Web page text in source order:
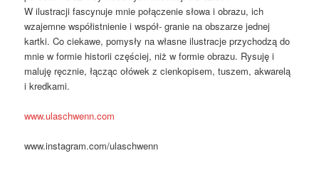
W ilustracji fascynuje mnie połączenie słowa i obrazu, ich
wzajemne współistnienie i współ- granie na obszarze jednej
kartki. Co ciekawe, pomysły na własne ilustracje przychodzą do
mnie w formie historii częściej, niż w formie obrazu. Rysuję i
maluję ręcznie, łącząc ołówek z cienkopisem, tuszem, akwarelą
i kredkami.
www.ulaschwenn.com
www.instagram.com/ulaschwenn